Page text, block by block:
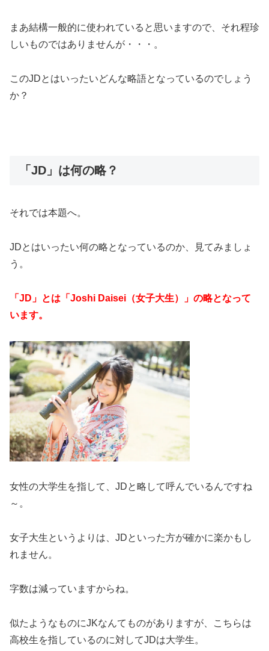
まあ結構一般的に使われていると思いますので、それ程珍
しいものではありませんが・・・。
このJDとはいったいどんな略語となっているのでしょう
か？
「JD」は何の略？
それでは本題へ。
JDとはいったい何の略となっているのか、見てみましょ
う。
「JD」とは「Joshi Daisei（女子大生）」の略となって
います。
女性の大学生を指して、JDと略して呼んでいるんですね
～。
女子大生というよりは、JDといった方が確かに楽かもし
れません。
字数は減っていますからね。
似たようなものにJKなんてものがありますが、こちらは
高校生を指しているのに対してJDは大学生。